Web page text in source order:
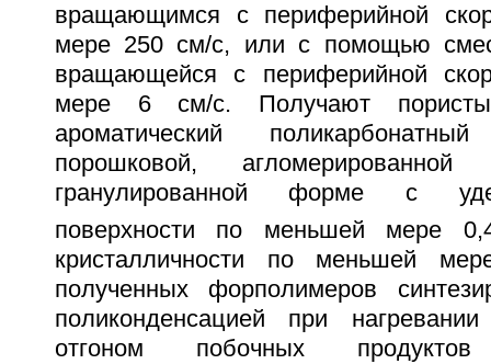
вращающимся с периферийной
мере 250 см/с, или с помощью
вращающейся с периферийной
мере 6 см/с. Получают пористый
ароматический
порошковой,
гранулированной форме с
поверхности по меньшей мере
кристалличности по меньшей
полученных форполимеров
поликонденсацией при
отгоном побочных продуктов